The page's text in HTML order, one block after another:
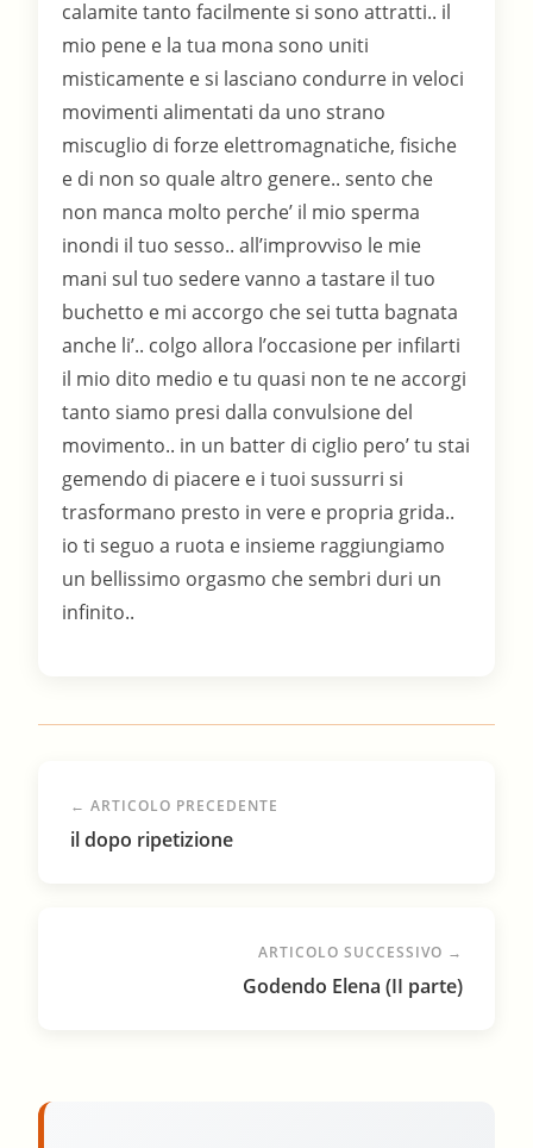
calamite tanto facilmente si sono attratti.. il
mio pene e la tua mona sono uniti
misticamente e si lasciano condurre in veloci
movimenti alimentati da uno strano
miscuglio di forze elettromagnatiche, fisiche
e di non so quale altro genere.. sento che
non manca molto perche’ il mio sperma
inondi il tuo sesso.. all’improvviso le mie
mani sul tuo sedere vanno a tastare il tuo
buchetto e mi accorgo che sei tutta bagnata
anche li’.. colgo allora l’occasione per infilarti
il mio dito medio e tu quasi non te ne accorgi
tanto siamo presi dalla convulsione del
movimento.. in un batter di ciglio pero’ tu stai
gemendo di piacere e i tuoi sussurri si
trasformano presto in vere e propria grida..
io ti seguo a ruota e insieme raggiungiamo
un bellissimo orgasmo che sembri duri un
infinito..
← ARTICOLO PRECEDENTE
il dopo ripetizione
ARTICOLO SUCCESSIVO →
Godendo Elena (II parte)